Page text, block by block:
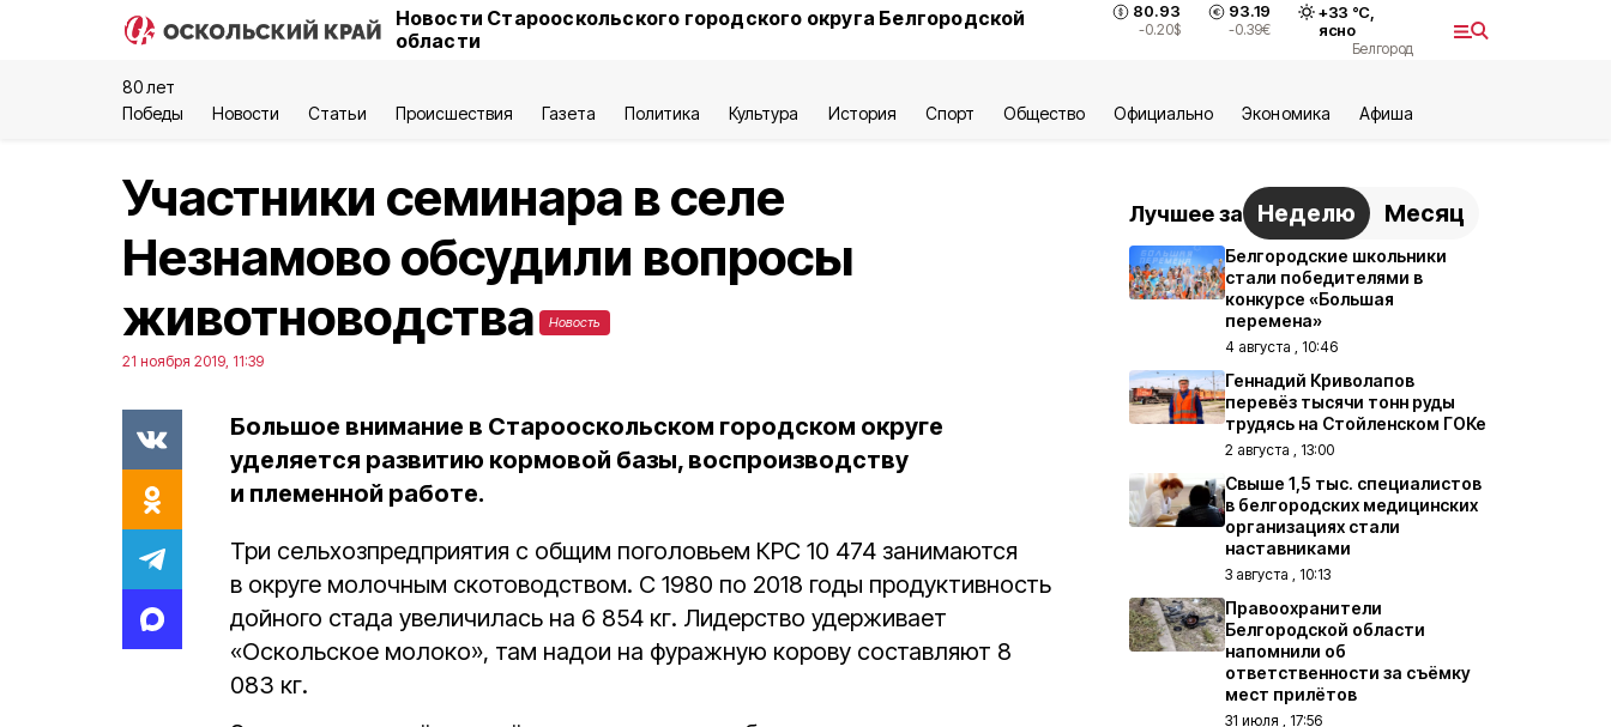
Новости Старооскольского городского округа Белгородской
области
80.93
-0.20$
93.19
-0.39€
+33 °С,
ясно
Белгород
80 лет
Победы
Новости Статьи Происшествия Газета Политика Культура История Спорт Общество Официально Экономика Aфиша
Участники семинара в селе
Незнамово обсудили вопросы
животноводства
Новость
21 ноября 2019, 11:39
Большое внимание в Старооскольском городском округе
уделяется развитию кормовой базы, воспроизводству
и племенной работе.
Три сельхозпредприятия с общим поголовьем КРС 10 474 занимаются
в округе молочным скотоводством. С 1980 по 2018 годы продуктивность
дойного стада увеличилась на 6 854 кг. Лидерство удерживает
«Оскольское молоко», там надои на фуражную корову составляют 8
083 кг.
Лучшее за Неделю Месяц
Белгородские школьники
стали победителями в
конкурсе «Большая
перемена»
4 августа , 10:46
Геннадий Криволапов
перевёз тысячи тонн руды
трудясь на Стойленском ГОКе
2 августа , 13:00
Свыше 1,5 тыс. специалистов
в белгородских медицинских
организациях стали
наставниками
3 августа , 10:13
Правоохранители
Белгородской области
напомнили об
ответственности за съёмку
мест прилётов
31 июля , 17:56